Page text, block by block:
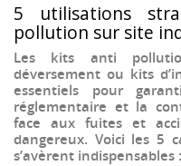
5 utilisations
pollution sur site
Les kits anti
déversement ou kits
essentiels pour
réglementaire et la
face aux fuites et
dangereux. Voici les 5
s’avèrent indispensables :